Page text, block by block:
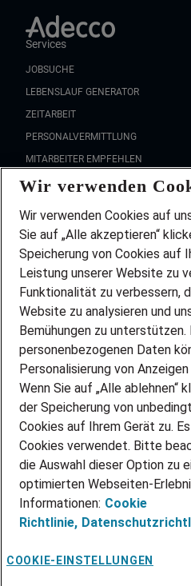
Services
JOBSUCHE
LEBENSLAUF GENERATOR
ZEITARBEIT
PERSONALVERMITTLUNG
MITARBEITER EMPFEHLEN
FAQ
Wir stellen ein!
DEINE BERUFSGRUPPE
DEINE LEBENSSITUATION
PARTNERSHIP WITH AIRBUS
INITIATIV BEWERBEN
ÜBER UNS
STANDORTE
BLOG
PRESSE
KONTAKT
@Adecco 2026
IMPRESSUM
DATENSCHUTZ
NUTZUNGSBEDINGUNGEN
COOKIE-RICHTLINIEN
Wir verwenden
Wir verwenden Cookies auf
Sie auf „Alle akzeptieren“
Speicherung von Cookies auf
Leistung unserer Website zu
Funktionalität zu verbessern,
Website zu analysieren und
Bemühungen zu unterstützen.
personenbezogenen Daten
Personalisierung von
Wenn Sie auf „Alle ablehnen“
der Speicherung von
Cookies auf Ihrem Gerät zu.
Cookies verwendet. Bitte
die Auswahl dieser Option zu
optimierten Webseiten-
Informationen: Cookie
Richtlinie,
COOKIE-EINSTELLUNGEN